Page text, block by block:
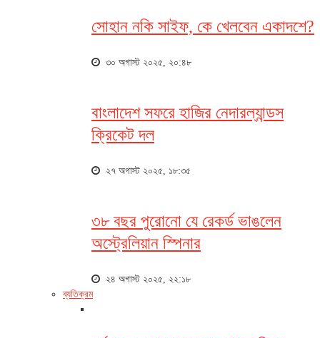
সোহান নকি সাইফ, কে খেলবেন একাদশে?
৩০ অগাস্ট ২০২৫, ২০:৪৮
বাংলাদেশ সফরে হাজির নেদারল্যান্ডস
ক্রিকেট দল
২৭ অগাস্ট ২০২৫, ১৮:৩৫
৩৮ বছর পুরোনো যে রেকর্ড ভাঙলেন
অস্ট্রেলিয়ান স্পিনার
২৪ অগাস্ট ২০২৫, ২২:১৮
ব্যতিক্রম